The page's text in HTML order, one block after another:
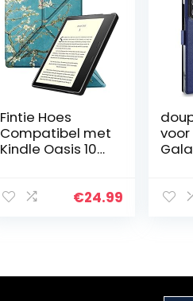
Fintie Hoes
Compatibel met
Kindle Oasis 10e
Generatie (2017
€24.99
voor
Flip